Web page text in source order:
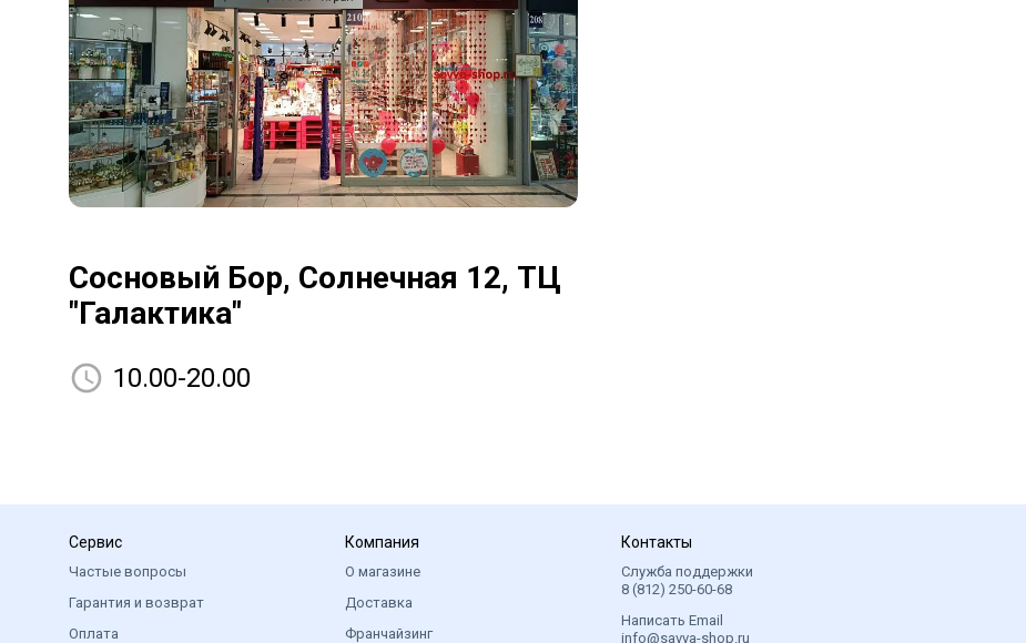
Сосновый Бор, Солнечная 12, ТЦ
"Галактика"
10.00-20.00
Сервис
Частые вопросы
Гарантия и возврат
Оплата
Компания
О магазине
Доставка
Франчайзинг
Контакты
Служба поддержки
8 (812) 250-60-68
Написать Email
info@savva-shop.ru